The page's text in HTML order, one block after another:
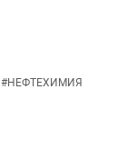
#НЕФТЕХИМИЯ